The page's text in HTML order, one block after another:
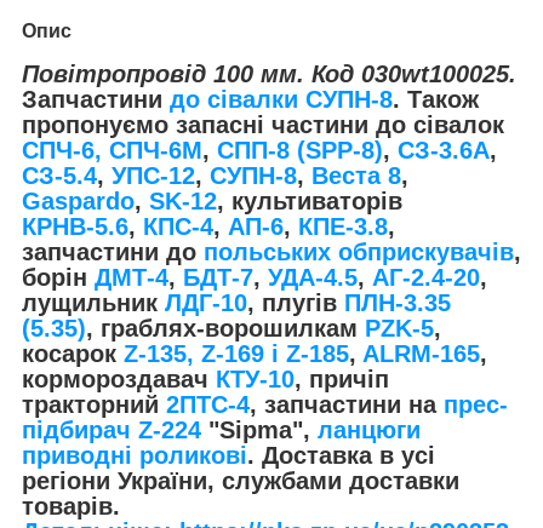
Опис
Повітропровід 100 мм. Код 030wt100025.
Запчастини до сівалки СУПН-8. Також
пропонуємо запасні частини до сівалок
СПЧ-6, СПЧ-6М, СПП-8 (SPP-8), СЗ-3.6А,
СЗ-5.4, УПС-12, СУПН-8, Веста 8,
Gaspardo, SK-12, культиваторів
КРНВ-5.6, КПС-4, АП-6, КПЕ-3.8,
запчастини до польських обприскувачів,
борін ДМТ-4, БДТ-7, УДА-4.5, АГ-2.4-20,
лущильник ЛДГ-10, плугів ПЛН-3.35
(5.35), граблях-ворошилкам PZK-5,
косарок Z-135, Z-169 і Z-185, ALRM-165,
кормороздавач КТУ-10, причіп
тракторний 2ПТС-4, запчастини на прес-
підбирач Z-224 "Sipma", ланцюги
приводні роликові. Доставка в усі
регіони України, службами доставки
товарів.